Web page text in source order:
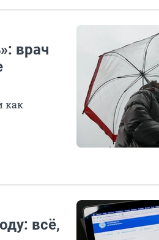
врач
как
всё,